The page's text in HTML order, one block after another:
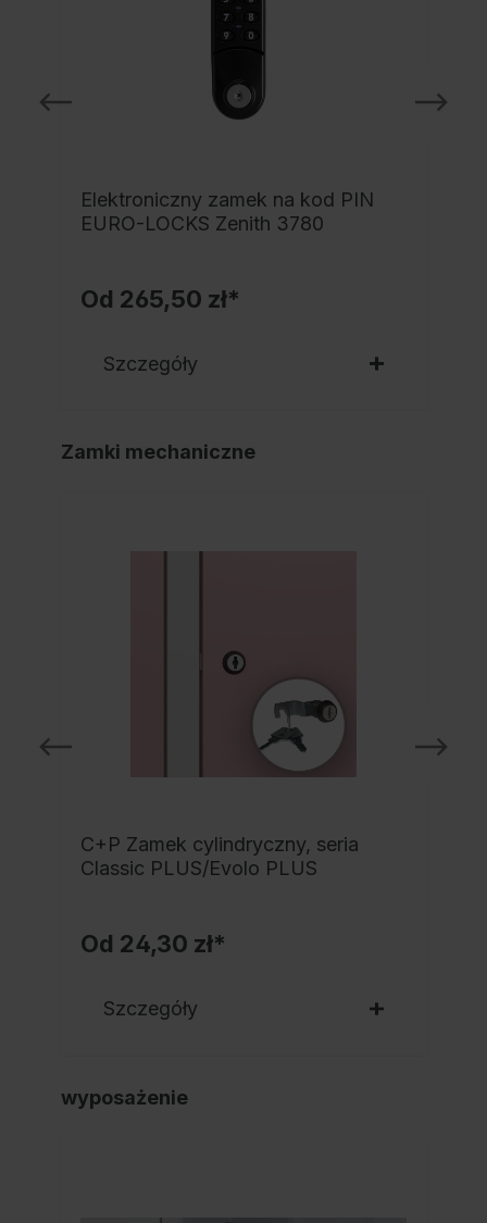
Elektroniczny zamek na kod PIN
EURO-LOCKS Zenith 3780
Od 265,50 zł*
Szczegóły
Zamki mechaniczne
C+P Zamek cylindryczny, seria
Classic PLUS/Evolo PLUS
Od 24,30 zł*
Szczegóły
wyposażenie